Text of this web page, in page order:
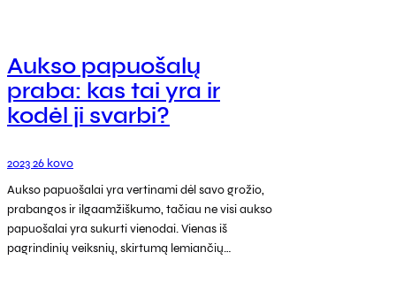
Aukso papuošalų
praba: kas tai yra ir
kodėl ji svarbi?
2023 26 kovo
Aukso papuošalai yra vertinami dėl savo grožio,
prabangos ir ilgaamžiškumo, tačiau ne visi aukso
papuošalai yra sukurti vienodai. Vienas iš
pagrindinių veiksnių, skirtumą lemiančių…